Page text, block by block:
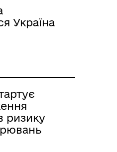
Україна
ризику